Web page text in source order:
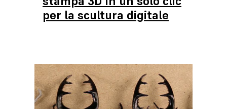
per la scultura digitale